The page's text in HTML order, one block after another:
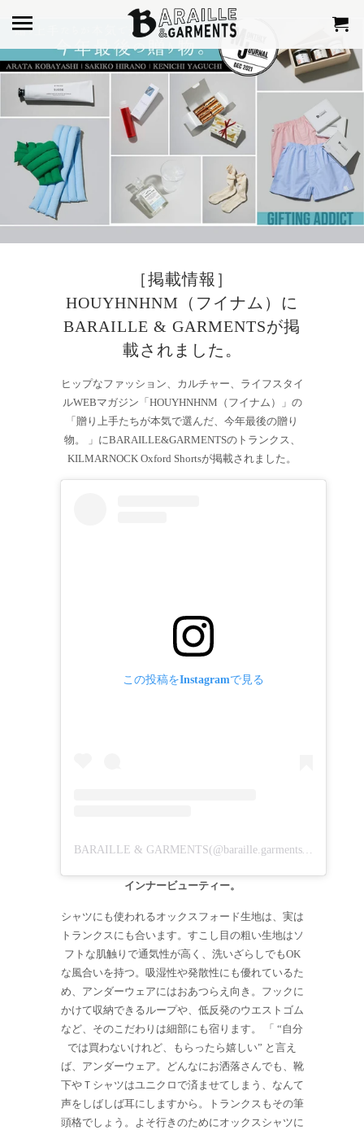
［掲載情報］
HOUYHNHNM（フイナム）に
BARAILLE & GARMENTSが掲
載されました。
ヒップなファッション、カルチャー、ライフスタイ
ルWEBマガジン「HOUYHNHNM（フイナム）」の
「贈り上手たちが本気で選んだ、今年最後の贈り
物。 」にBARAILLE&GARMENTSのトランクス、
KILMARNOCK Oxford Shortsが掲載されました。
この投稿をInstagramで見る
BARAILLE & GARMENTS(@baraille.garments)がシェアした投稿
インナービューティー。
シャツにも使われるオックスフォード生地は、実は
トランクスにも合います。すこし目の粗い生地はソ
フトな肌触りで通気性が高く、洗いざらしでもOK
な風合いを持つ。吸湿性や発散性にも優れているた
め、アンダーウェアにはおあつらえ向き。フックに
かけて収納できるループや、低反発のウエストゴム
など、そのこだわりは細部にも宿ります。 「 “自分
では買わないけれど、もらったら嬉しい” と言え
ば、アンダーウェア。どんなにお洒落さんでも、靴
下やＴシャツはユニクロで済ませてしまう、なんて
声をしばしば耳にしますから。トランクスもその筆
頭格でしょう。よそ行きのためにオックスシャツに